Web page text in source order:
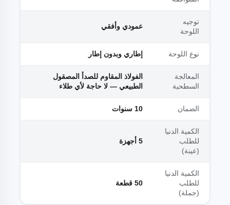
توجيه
اللوحة
عمودي وأفقي
نوع اللوحة إطاري وبدون إطار
المعالجة
السطحية
الفولاذ المقاوم للصدأ المصقول
الطبيعي — لا حاجة لأي طلاء
الضمان 10 سنوات
الكمية الدنيا
للطلب
(عينة)
5 أجهزة
الكمية الدنيا
للطلب
(جملة)
50 قطعة